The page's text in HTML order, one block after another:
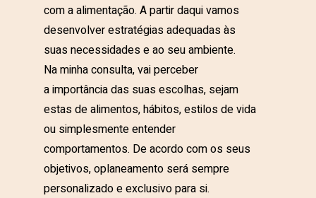
com a alimentação. A partir daqui vamos
desenvolver estratégias adequadas às
suas necessidades e ao seu ambiente.
Na minha consulta, vai perceber
a importância das suas escolhas, sejam
estas de alimentos, hábitos, estilos de vida
ou simplesmente entender
comportamentos. De acordo com os seus
objetivos, oplaneamento será sempre
personalizado e exclusivo para si.